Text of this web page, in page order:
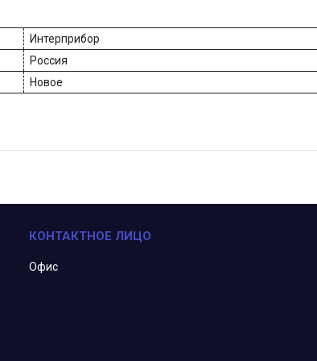
Интерприбор
Россия
Новое
Офис